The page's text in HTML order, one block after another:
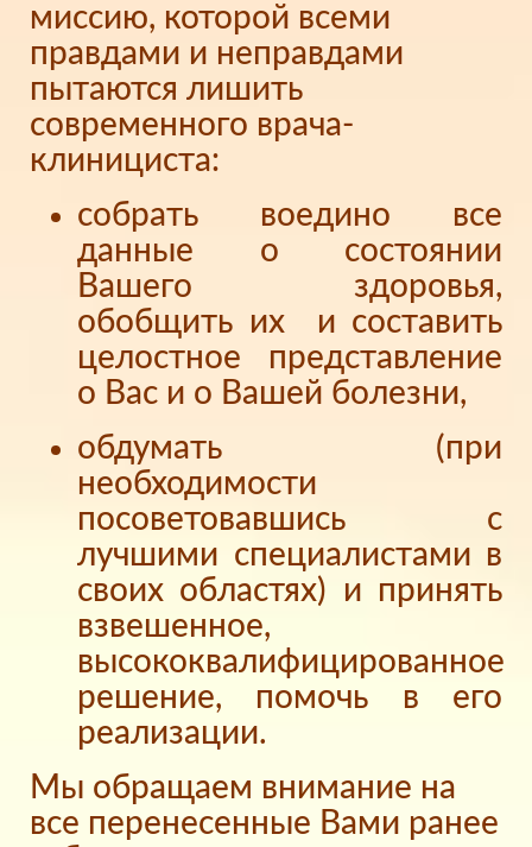
миссию, которой всеми
правдами и неправдами
пытаются лишить
современного врача-
клинициста:
собрать воедино все
данные о состоянии
Вашего здоровья,
обобщить их и составить
целостное представление
о Вас и о Вашей болезни,
обдумать (при
необходимости
посоветовавшись с
лучшими специалистами в
своих областях) и принять
взвешенное,
высококвалифицированное
решение, помочь в его
реализации.
Мы обращаем внимание на
все перенесенные Вами ранее